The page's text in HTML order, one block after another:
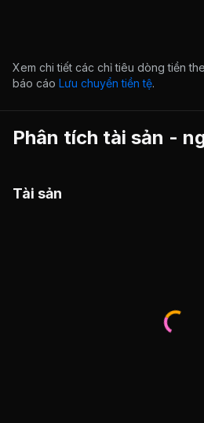
Xem chi tiết các chỉ tiêu dòng tiền
báo cáo Lưu chuyển tiền tệ.
Phân tích tài sản -
Tài sản